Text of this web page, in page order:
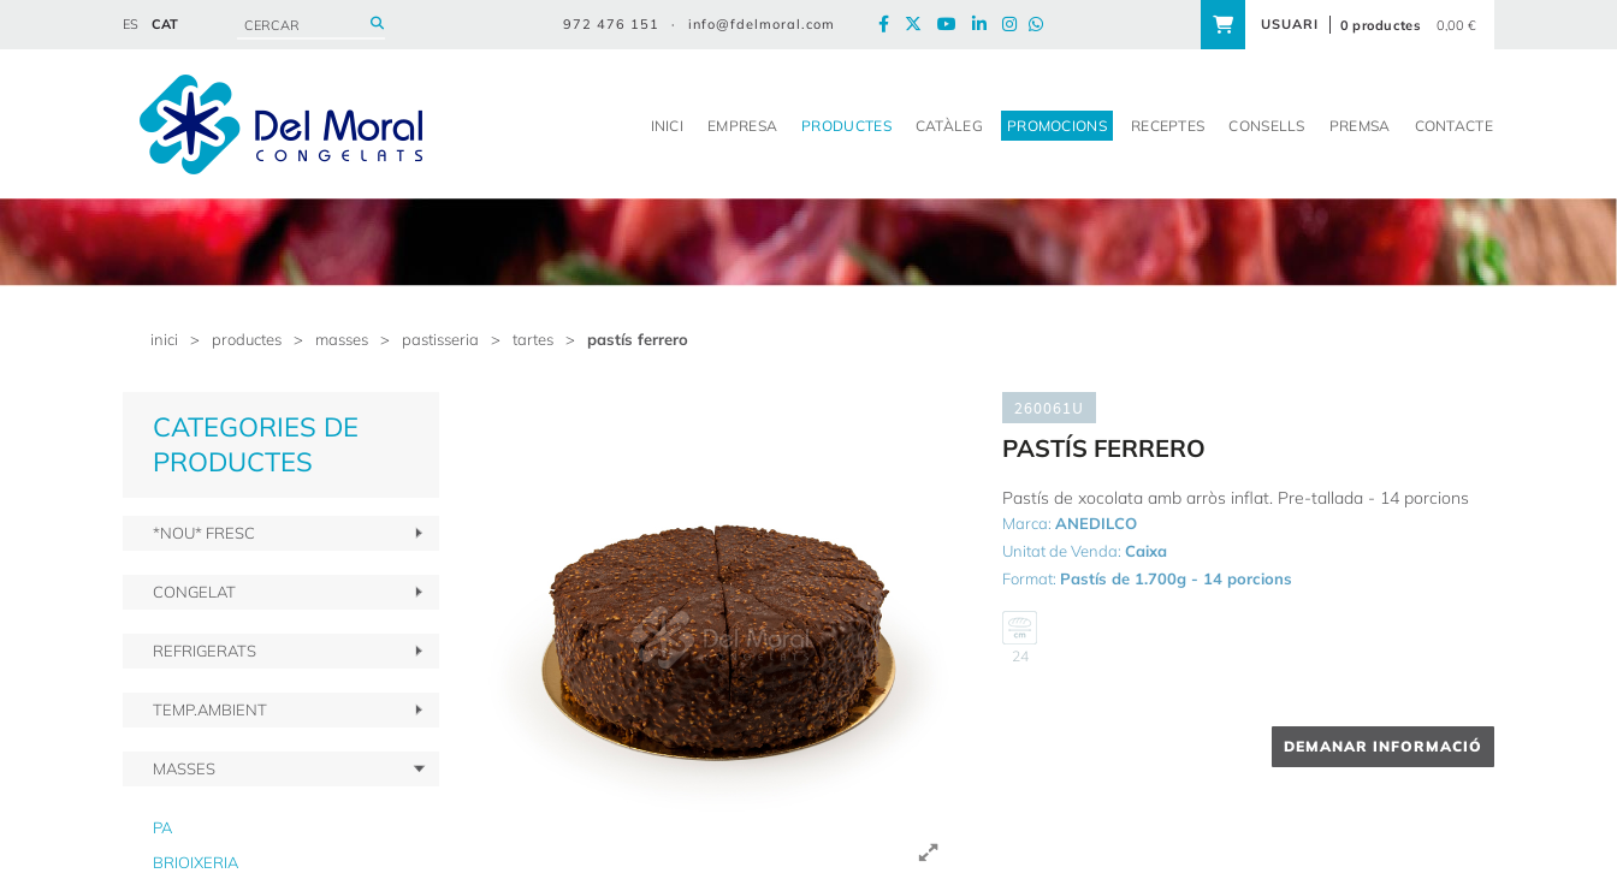
ES CAT 972 476 151 · info@fdelmoral.com USUARI 0 productes 0,00 €
INICI EMPRESA PRODUCTES CATÀLEG PROMOCIONS RECEPTES CONSELLS PREMSA CONTACTE
inici > productes > masses > pastisseria > tartes > pastís ferrero
CATEGORIES DE
PRODUCTES
*NOU* FRESC
CONGELAT
REFRIGERATS
TEMP.AMBIENT
MASSES
PA
BRIOIXERIA
260061U
PASTÍS FERRERO
Pastís de xocolata amb arròs inflat. Pre-tallada - 14 porcions
Marca:ANEDILCO
Unitat de Venda:Caixa
Format: Pastís de 1.700g - 14 porcions
24
DEMANAR INFORMACIÓ